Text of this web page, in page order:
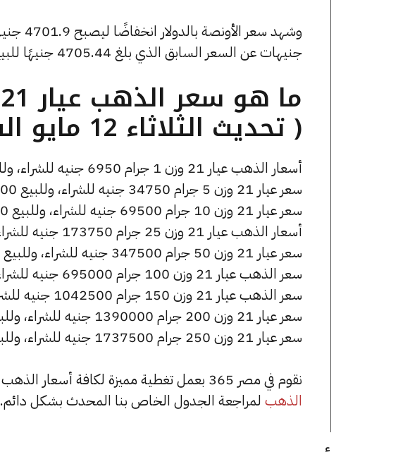
جنيهات عن السعر السابق الذي بلغ 4705.44 جنيهًا للبيع و0 جنيهًا للشراء.
( تحديث الثلاثاء 12 مايو الساعة 1:40 مساءً )
أسعار الذهب عيار 21 وزن 1 جرام 6950 جنيه للشراء، وللبيع 7000 جنيه.
سعر عيار 21 وزن 5 جرام 34750 جنيه للشراء، وللبيع 35000 جنيه.
سعر عيار 21 وزن 10 جرام 69500 جنيه للشراء، وللبيع 70000 جنيه.
أسعار الذهب عيار 21 وزن 25 جرام 173750 جنيه للشراء، وللبيع 175000 جنيه.
سعر عيار 21 وزن 50 جرام 347500 جنيه للشراء، وللبيع 350000 جنيه.
سعر الذهب عيار 21 وزن 100 جرام 695000 جنيه للشراء، وللبيع 700000 جنيه.
سعر الذهب عيار 21 وزن 150 جرام 1042500 جنيه للشراء، وللبيع 1050000 جنيه.
سعر عيار 21 وزن 200 جرام 1390000 جنيه للشراء، وللبيع 1400000 جنيه.
سعر عيار 21 وزن 250 جرام 1737500 جنيه للشراء، وللبيع 1750000 جنيه.
نقوم في مصر 365 بعمل تغطية مميزة لكافة أسعار الذهب في مصر، يمكنك الاطلاع على صفحة
الذهب لمراجعة الجدول الخاص بنا المحدث بشكل دائم.